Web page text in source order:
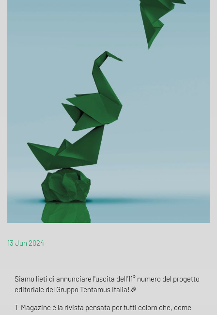
13 Jun 2024
Siamo lieti di annunciare l'uscita dell'11° numero del progetto
editoriale del Gruppo Tentamus Italia!🎉
T-Magazine è la rivista pensata per tutti coloro che, come